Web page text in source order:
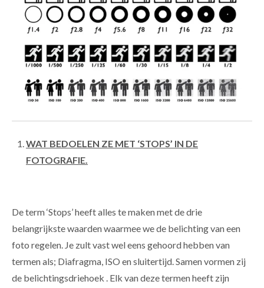
WAT BEDOELEN ZE MET ‘STOPS’ IN DE
FOTOGRAFIE.
De term ‘Stops’ heeft alles te maken met de drie
belangrijkste waarden waarmee we de belichting van een
foto regelen. Je zult vast wel eens gehoord hebben van
termen als; Diafragma, ISO en sluitertijd. Samen vormen zij
de belichtingsdriehoek . Elk van deze termen heeft zijn